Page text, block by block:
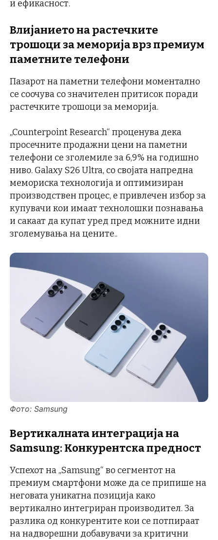
и ефикасност.
Влијанието на растечките
трошоци за меморија врз премиум
паметните телефони
Пазарот на паметни телефони моментално
се соочува со значителен притисок поради
растечките трошоци за меморија.
„Counterpoint Research“ проценува дека
просечните продажни цени на паметни
телефони се зголемиле за 6,9% на годишно
ниво. Galaxy S26 Ultra, со својата напредна
мемориска технологија и оптимизиран
производствен процес, е привлечен избор за
купувачи кои имаат технолошки познавања
и сакаат да купат уред пред можните идни
зголемувања на цените..
Фото: Samsung
Вертикалната интеграција на
Samsung: Конкурентска предност
Успехот на „Samsung“ во сегментот на
премиум смартфони може да се припише на
неговата уникатна позиција како
вертикално интегриран производител. За
разлика од конкурентите кои се потпираат
на надворешни добавувачи за критични